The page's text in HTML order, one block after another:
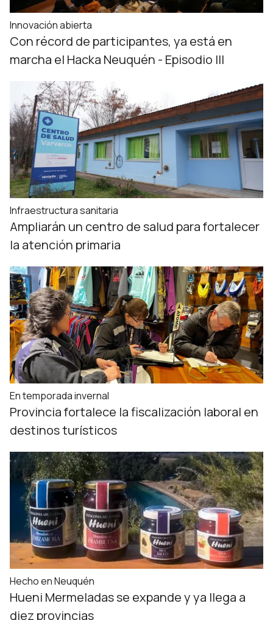
Innovación abierta
Con récord de participantes, ya está en
marcha el Hacka Neuquén - Episodio III
Infraestructura sanitaria
Ampliarán un centro de salud para fortalecer
la atención primaria
En temporada invernal
Provincia fortalece la fiscalización laboral en
destinos turísticos
Hecho en Neuquén
Hueni Mermeladas se expande y ya llega a
diez provincias